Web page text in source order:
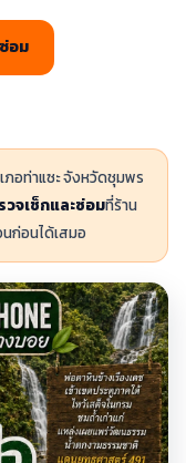
อม
ภอท่าแซะ จังหวัดชุมพร
วจเช็กและซ่อมที่ร้าน
ก่อนได้เสมอ